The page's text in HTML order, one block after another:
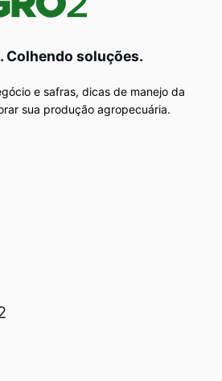
Colhendo soluções.
e safras, dicas de manejo da
sua produção agropecuária.